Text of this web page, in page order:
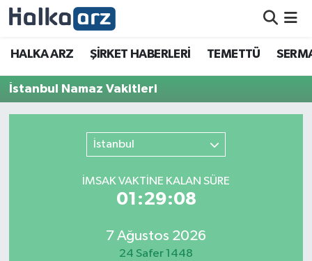
HALKA ARZ ŞİRKET HABERLERİ TEMETTÜ
İstanbul Namaz Vakitleri
İstanbul
İMSAK VAKTİNE KALAN SÜRE
01:29:08
7 Ağustos 2026
24 Safer 1448
HALKA ARZ
SERMAYE ARTIRIMI
TEMETTÜ